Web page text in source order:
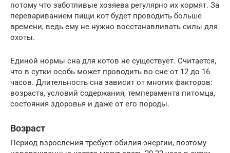
потому что заботливые хозяева регулярно их кормят. За
перевариванием пищи кот будет проводить больше
времени, ведь ему не нужно восстанавливать силы для
охоты.
Единой нормы сна для котов не существует. Считается,
что в сутки особь может проводить во сне от 12 до 16
часов. Длительность сна зависит от многих факторов:
возраста, условий содержания, темперамента питомца,
состояния здоровья и даже от его породы.
Возраст
Период взросления требует обилия энергии, поэтому